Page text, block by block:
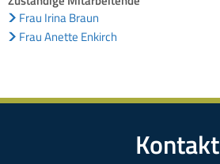
Frau Irina Braun
Frau Anette Enkirch
Kontakt